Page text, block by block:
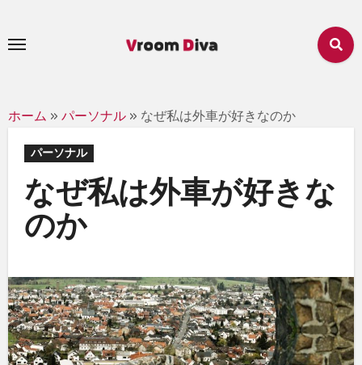
を
ッホーム » パーソナル » なぜ私は外車が好きなのか
パーソナル
なぜ私は外車が好きな
のか